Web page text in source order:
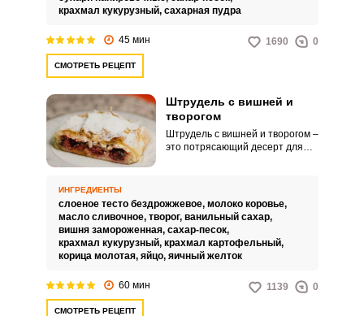
домашнего чаепития или
крахмал кукурузный, сахарная пудра
45 мин 1690 0
СМОТРЕТЬ РЕЦЕПТ
Штрудель с вишней и
творогом
Штрудель с вишней и творогом –
это потрясающий десерт для
сладостей.
ИНГРЕДИЕНТЫ
слоеное тесто бездрожжевое, молоко коровье,
масло сливочное, творог, ванильный сахар,
вишня замороженная, сахар-песок,
крахмал кукурузный, крахмал картофельный,
корица молотая, яйцо, яичный желток
60 мин 1139 0
СМОТРЕТЬ РЕЦЕПТ